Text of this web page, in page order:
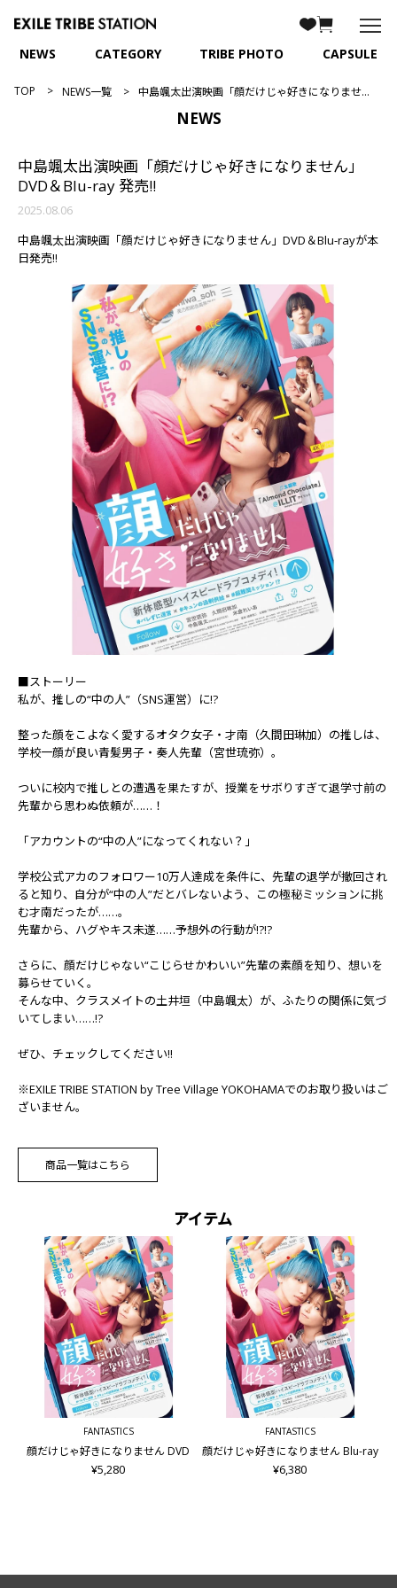
NEWS CATEGORY TRIBE PHOTO CAPSULE
TOP NEWS一覧 中島颯太出演映画「顔だけじゃ好きになりません」DVD＆Blu-ray 発売!!
NEWS
中島颯太出演映画「顔だけじゃ好きになりません」
DVD＆Blu-ray 発売!!
2025.08.06
中島颯太出演映画「顔だけじゃ好きになりません」DVD＆Blu-rayが本
日発売!!
■ストーリー
私が、推しの“中の人”（SNS運営）に!?
整った顔をこよなく愛するオタク女子・才南（久間田琳加）の推しは、
学校一顔が良い青髪男子・奏人先輩（宮世琉弥）。
ついに校内で推しとの遭遇を果たすが、授業をサボりすぎて退学寸前の
先輩から思わぬ依頼が……！
「アカウントの“中の人”になってくれない？」
学校公式アカのフォロワー10万人達成を条件に、先輩の退学が撤回され
ると知り、自分が“中の人”だとバレないよう、この極秘ミッションに挑
む才南だったが……。
先輩から、ハグやキス未遂……予想外の行動が!?!?
さらに、顔だけじゃない“こじらせかわいい”先輩の素顔を知り、想いを
募らせていく。
そんな中、クラスメイトの土井垣（中島颯太）が、ふたりの関係に気づ
いてしまい……!?
ぜひ、チェックしてください!!
※EXILE TRIBE STATION by Tree Village YOKOHAMAでのお取り扱いはご
ざいません。
商品一覧はこちら
アイテム
FANTASTICS
顔だけじゃ好きになりません DVD
¥5,280
FANTASTICS
顔だけじゃ好きになりません Blu-ray
¥6,380